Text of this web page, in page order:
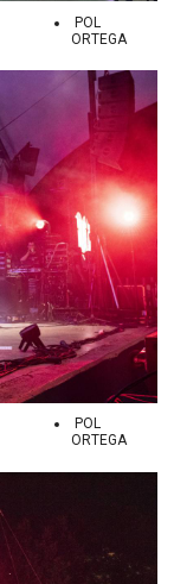
POL
ORTEGA
POL
ORTEGA